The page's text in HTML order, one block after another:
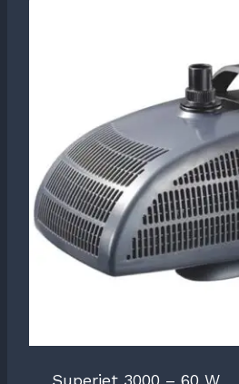
Superjet 3000 – 60 W